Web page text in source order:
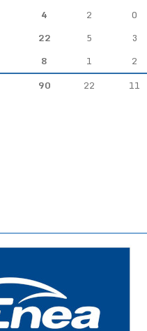
4 2
0
22 5
3
8 1
2
90 22 11